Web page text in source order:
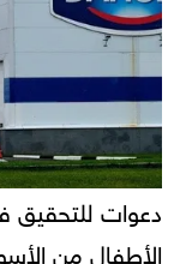
دعوات
الأطفال من